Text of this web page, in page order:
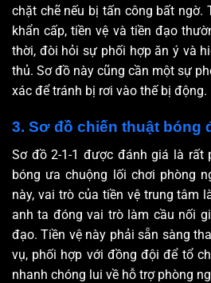
chặt chẽ nếu bị tấn công bất ngờ.
khẩn cấp, tiền vệ và tiền đạo
thời, đòi hỏi sự phối hợp ăn ý và
thủ. Sơ đồ này cũng cần một sự
xác để tránh bị rơi vào thế bị động.
3. Sơ đồ chiến thuật bóng
Sơ đồ 2-1-1 được đánh giá là rất
bóng ưa chuộng lối chơi phòng
này, vai trò của tiền vệ trung tâm
anh ta đóng vai trò làm cầu nối
đạo. Tiền vệ này phải sẵn sàng
vụ, phối hợp với đồng đội để tổ
nhanh chóng lui về hỗ trợ phòng